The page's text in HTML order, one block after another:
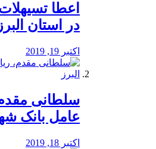
️اعطا
در استان البرز
اکتبر 19, 2019
سلطانی
عامل بانک
اکتبر 18, 2019